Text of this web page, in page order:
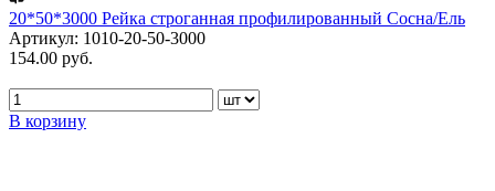
20*50*3000 Рейка строганная профилированный Сосна/Ель
Артикул: 1010-20-50-3000
154.00 руб.
В корзину